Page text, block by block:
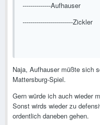
--------------Aufhauser
-------------------------Zickler
Naja, Aufhauser müßte sich
Mattersburg-Spiel.
Gern würde ich auch wieder
Sonst wirds wieder zu
ordentlich daneben gehen.